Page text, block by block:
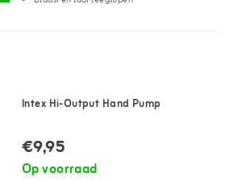
Intex Hi-Output Hand Pump
€9,95
Op voorraad